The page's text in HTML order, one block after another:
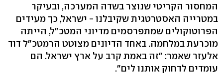
המחסור הקריטי שנוצר בשדה המערכה, ובעיקר
במטרייה האסטרטגית שקיבלנו - ישראל, כך מעידים
הפרוטוקולים שמתפרסמים מדיוני המטכ"ל, הייתה
מוכרעת במלחמה. באחד הדיונים מצוטט הרמטכ"ל דוד
אלעזר שאמר: "זה באמת קרב על ארץ ישראל. הם
עומדים לדחוק אותנו לים".